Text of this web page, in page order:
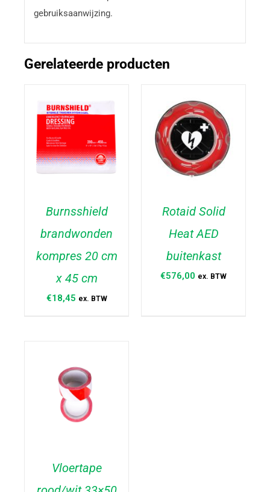
gebruiksaanwijzing.
Gerelateerde producten
TOEVOEGEN AAN
DETAILS
Burnsshield
brandwonden
kompres 20 cm
x 45 cm
€18,45 ex. BTW
TOEVOEGEN AAN
DETAILS
Rotaid Solid
Heat AED
buitenkast
€576,00 ex. BTW
TOEVOEGEN AAN
Vloertape